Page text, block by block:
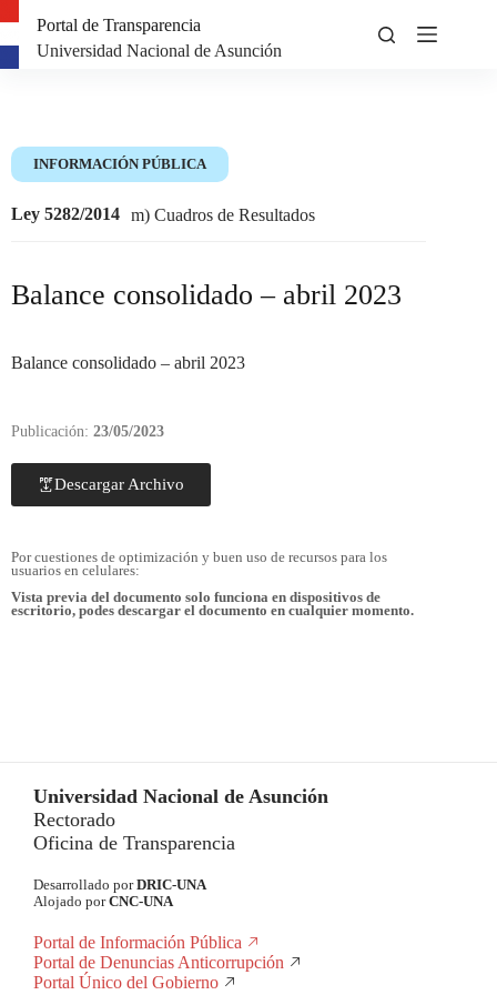
Portal de Transparencia
Universidad Nacional de Asunción
INFORMACIÓN PÚBLICA
Ley 5282/2014 m) Cuadros de Resultados
Balance consolidado – abril 2023
Balance consolidado – abril 2023
Publicación: 23/05/2023
Descargar Archivo
Por cuestiones de optimización y buen uso de recursos para los
usuarios en celulares:
Vista previa del documento solo funciona en dispositivos de
escritorio, podes descargar el documento en cualquier momento.
Universidad Nacional de Asunción
Rectorado
Oficina de Transparencia
Desarrollado porDRIC-UNA
Alojado porCNC-UNA
Portal de Información Pública
Portal de Denuncias Anticorrupción
Portal Único del Gobierno